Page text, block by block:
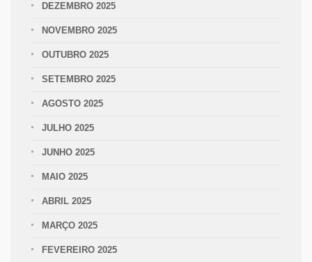
DEZEMBRO 2025
NOVEMBRO 2025
OUTUBRO 2025
SETEMBRO 2025
AGOSTO 2025
JULHO 2025
JUNHO 2025
MAIO 2025
ABRIL 2025
MARÇO 2025
FEVEREIRO 2025